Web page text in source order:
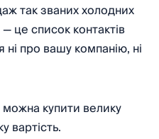
так званих холодних
це список контактів
ні про вашу компанію, ні
купити велику
вартість.